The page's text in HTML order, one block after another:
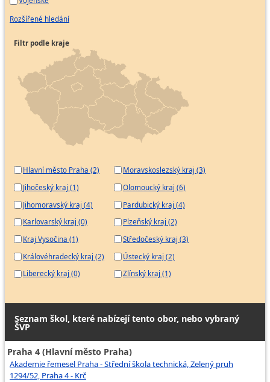
Rozšířené hledání
Filtr podle kraje
Hlavní město Praha (2)
Jihočeský kraj (1)
Jihomoravský kraj (4)
Karlovarský kraj (0)
Kraj Vysočina (1)
Královéhradecký kraj (2)
Liberecký kraj (0)
Moravskoslezský kraj (3)
Olomoucký kraj (6)
Pardubický kraj (4)
Plzeňský kraj (2)
Středočeský kraj (3)
Ústecký kraj (2)
Zlínský kraj (1)
Seznam škol, které nabízejí tento obor, nebo vybraný
ŠVP
Praha 4 (Hlavní město Praha)
Akademie řemesel Praha - Střední škola technická, Zelený pruh
1294/52, Praha 4 - Krč